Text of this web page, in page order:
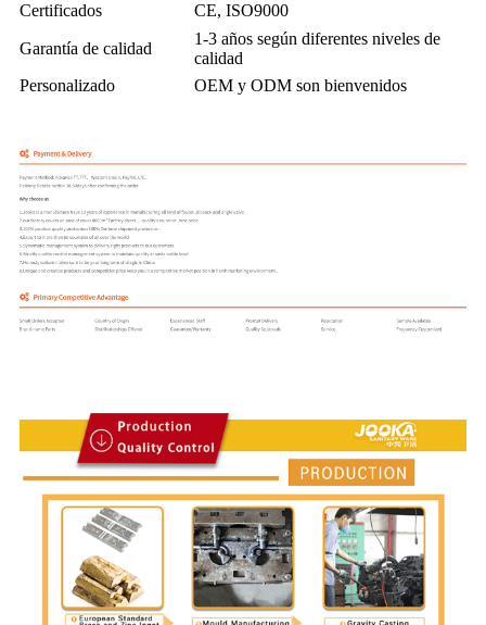
Certificados
CE, ISO9000
Garantía de calidad
1-3 años según diferentes niveles de
calidad
Personalizado
OEM y ODM son bienvenidos